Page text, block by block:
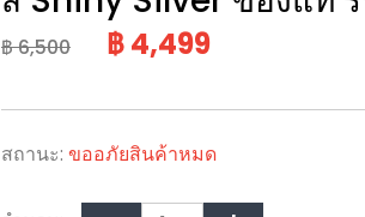
฿ 6,500 ฿ 4,499
สถานะ: ขออภัยสินค้าหมด